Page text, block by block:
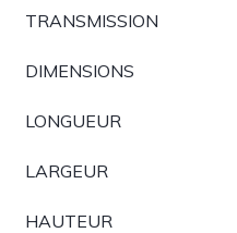
TRANSMISSION
DIMENSIONS
LONGUEUR
LARGEUR
HAUTEUR